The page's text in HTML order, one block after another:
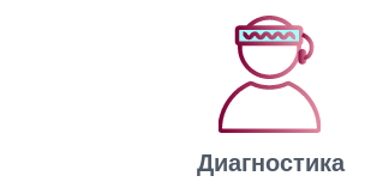
Диагностика